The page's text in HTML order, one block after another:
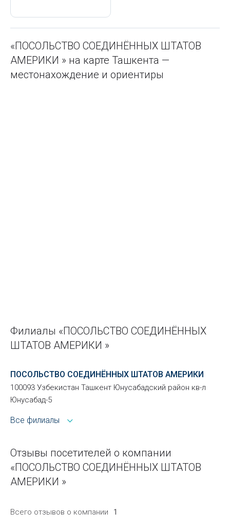
«ПОСОЛЬСТВО СОЕДИНЁННЫХ ШТАТОВ
АМЕРИКИ » на карте Ташкента —
местонахождение и ориентиры
Филиалы «ПОСОЛЬСТВО СОЕДИНЁННЫХ
ШТАТОВ АМЕРИКИ »
ПОСОЛЬСТВО СОЕДИНЁННЫХ ШТАТОВ АМЕРИКИ
100093 Узбекистан Ташкент Юнусабадский район кв-л
Юнусабад-5
Все филиалы
Отзывы посетителей о компании
«ПОСОЛЬСТВО СОЕДИНЁННЫХ ШТАТОВ
АМЕРИКИ »
Всего отзывов о компании 1